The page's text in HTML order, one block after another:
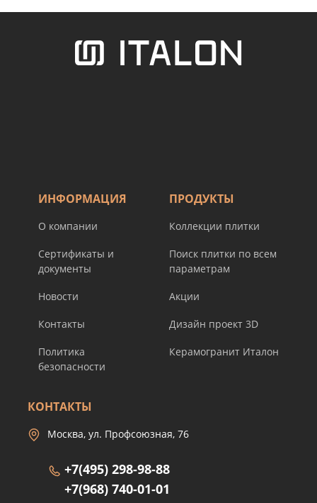
ИНФОРМАЦИЯ
О компании
Сертификаты и
документы
Новости
Контакты
Политика
безопасности
ПРОДУКТЫ
Коллекции плитки
Поиск плитки по всем
параметрам
Акции
Дизайн проект 3D
Керамогранит Италон
КОНТАКТЫ
Москва, ул. Профсоюзная, 76
+7(495) 298-98-88
+7(968) 740-01-01